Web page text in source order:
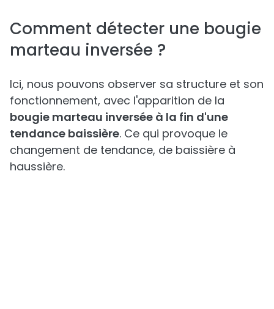
Comment détecter une bougie
marteau inversée ?
Ici, nous pouvons observer sa structure et son
fonctionnement, avec l'apparition de la
bougie marteau inversée à la fin d'une
tendance baissière